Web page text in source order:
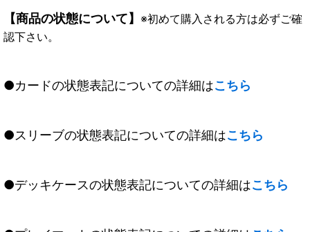
【商品の状態について】 ※初めて購入される方は必ずご確
認下さい。
●カードの状態表記についての詳細はこちら
●スリーブの状態表記についての詳細はこちら
●デッキケースの状態表記についての詳細はこちら